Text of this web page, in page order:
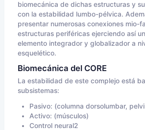
biomecánica de dichas estructuras y
con la estabilidad lumbo-pélvica.
presentar numerosas conexiones mio-
estructuras periféricas ejerciendo así
elemento integrador y globalizador a
esquelético.
Biomecánica del CORE
La estabilidad de este complejo está
subsistemas:
Pasivo: (columna dorsolumbar,
Activo: (músculos)
Control neural2